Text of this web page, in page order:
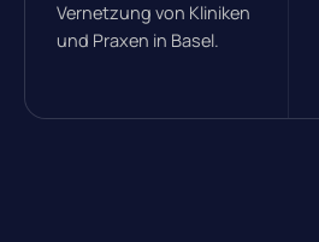
Vernetzung von Kliniken
und Praxen in Basel.